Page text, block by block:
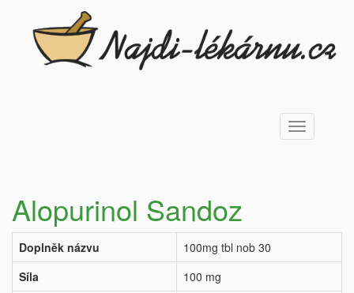
Toggle
navigation
Alopurinol Sandoz
Doplněk názvu
100mg tbl nob 30
Síla
100 mg